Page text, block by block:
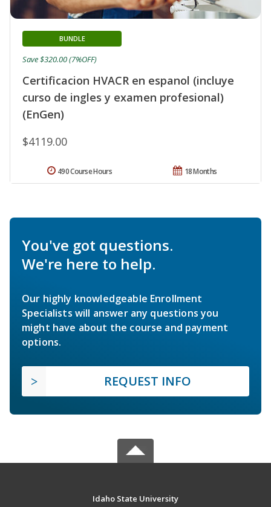
Certificacion HVACR en espanol (incluye
curso de ingles y examen profesional)
(EnGen)
BUNDLE
$4119.00
Save $320.00 (7%OFF)
18 Months
490 Course Hours
You've got questions.
We're here to help.
Our highly knowledgeable Enrollment
Specialists will answer any questions you
might have about the course and payment
options.
REQUEST INFO
Idaho State University